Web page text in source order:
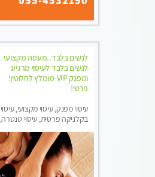
לנשים בלבד..מעסה מקצועי
לנשים בלבד לעיסוי מרגיע
ומפנק VIP-מומלץ לחלוטין!
פרטי! ​​​​​​
עיסוי מפנק, עיסוי מקצועי, עיסוי
בקלניקה פרטית, עיסוי טנטרה,
בלבד